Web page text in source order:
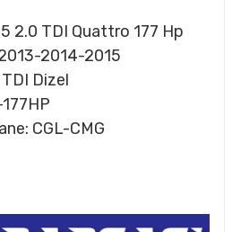
2.0 TDI Quattro 177 Hp
2014-2015
Dizel
CGL-CMG